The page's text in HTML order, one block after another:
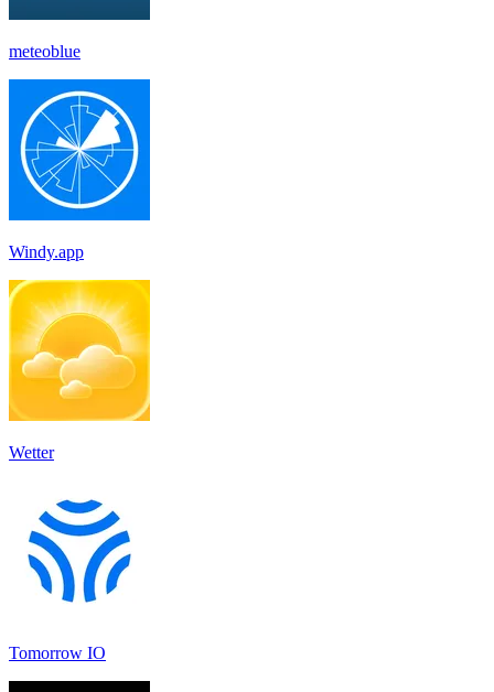
meteoblue
Windy.app
Wetter
Tomorrow IO